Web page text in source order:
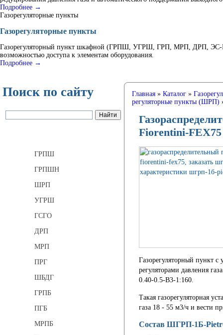
Подробнее →
Газорегуляторные пункты
Газорегуляторные пункты
Газорегуляторный пункт шкафной (ГРПШ, УГРШ, ГРП, МРП, ДРП, ЭС-
возможностью доступа к элементам оборудования.
Подробнее →
Поиск по сайту
ГРПШ
ГРПШН
ШРП
УГРШ
ГСГО
ДРП
МРП
ПРГ
ШБДГ
ГРПБ
ПГБ
МРПБ
Главная» Каталог»
регуляторные пункты (ШРП)
Fiorentini-FEX75
Газорегуляторный пункт
регуляторами давления
0.40-0.5-В3-1:160.
Такая газорегуляторная
газа 18 - 55 м3/ч и вести
Состав ШГРП-1Б-